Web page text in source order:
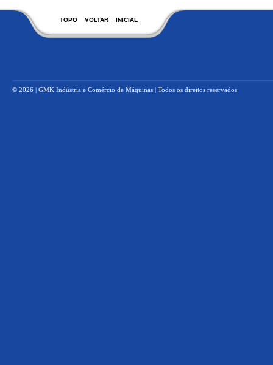
TOPO VOLTAR INICIAL
© 2026 | GMK Indústria e Comércio de Máquinas | Todos os direitos reservados